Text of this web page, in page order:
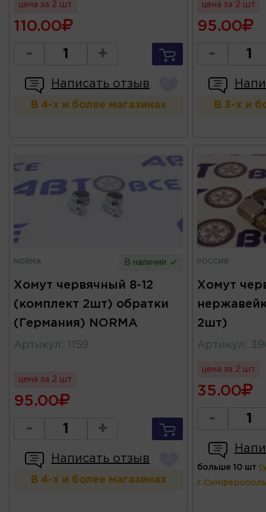
цена за 2 шт
110.00
- +
Написать отзыв
В 4-х и более магазинах
цена за 2 шт
95.00
-
В 3-х и
NORMA В наличии
Хомут червячный 8-12
(комплект 2шт) обратки
(Германия) NORMA
Артикул : 1159
цена за 2 шт
95.00
- +
Написать отзыв
В 4-х и более магазинах
РОССИЯ
Хомут
2шт)
Артикул :
цена за 2 шт
35.00
-
больше 10 шт